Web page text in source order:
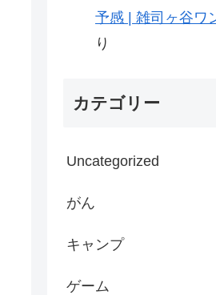
予感 | 雑司ヶ谷ワ
り
カテゴリー
Uncategorized
がん
キャンプ
ゲーム